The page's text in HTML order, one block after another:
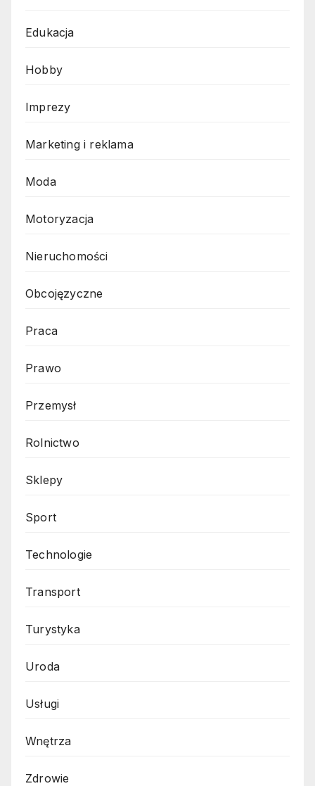
Edukacja
Hobby
Imprezy
Marketing i reklama
Moda
Motoryzacja
Nieruchomości
Obcojęzyczne
Praca
Prawo
Przemysł
Rolnictwo
Sklepy
Sport
Technologie
Transport
Turystyka
Uroda
Usługi
Wnętrza
Zdrowie